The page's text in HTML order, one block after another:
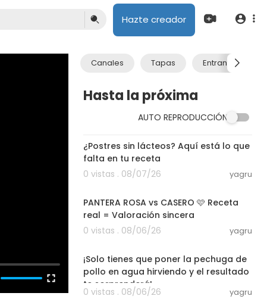
Hazte creador
Canales Tapas Entrantes
Hasta la próxima
AUTO REPRODUCCIÓN
08:40
¿Postres sin lácteos? Aquí está lo que
falta en tu receta
0 vistas . 08/07/26
yagru
PANTERA ROSA vs CASERO 🩷 Receta
real = Valoración sincera
0 vistas . 08/06/26
yagru
¡Solo tienes que poner la pechuga de
pollo en agua hirviendo y el resultado
te sorprenderá!
0 vistas . 08/06/26 yagru